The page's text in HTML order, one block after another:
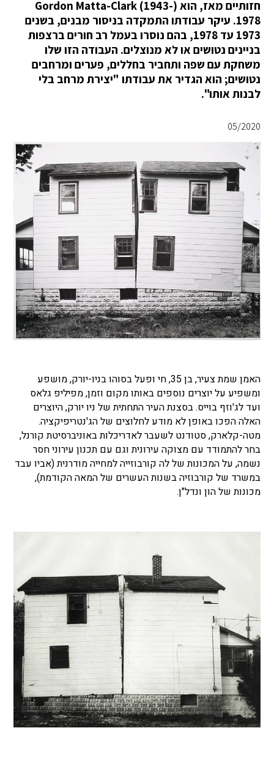
חזותיים מאז, הוא (Gordon Matta-Clark (1943-
1978. עיקר עבודתו התמקדה בניסור מבנים, בשנים
1973 עד 1978, בהם נוסרו בעמל רב חורים ברצפות
בניינים נטושים או לא מנוצלים. העבודה הזו שלו
משחקת עם שפה ותחביר בחללים, פערים ומרחבים
נטושים; הוא הגדיר את עבודתו "יצירת מרחב בלי
לבנות אותו".
05/2020
האמן שמת צעיר, בן 35, חי ופעל בסוהו בניו-יורק, מושפע
ומשפיע על יוצרים נוספים באותו מקום וזמן, מפיליפ גלאס
ועד לג'וזף בוייס. בסצנת העיר התחתית של ניו יורק, היוצרים
האלה הפכו באופן לא מודע לחלוצים של הג'נטריפיקציה.
מטה-קלארק, סטודנט לשעבר לאדריכלות באוניברסיטת קורנל,
בחר להתמודד עם מצוקה עירונית וגם עם תכנון עירוני חסר
נשמה, על המכונות של לה קורבוזייה למחייה מודרנית (אביו עבד
במשרד של קורבוזיה בשנות העשרים של המאה הקודמת),
מכונות של הון ונדל"ן.